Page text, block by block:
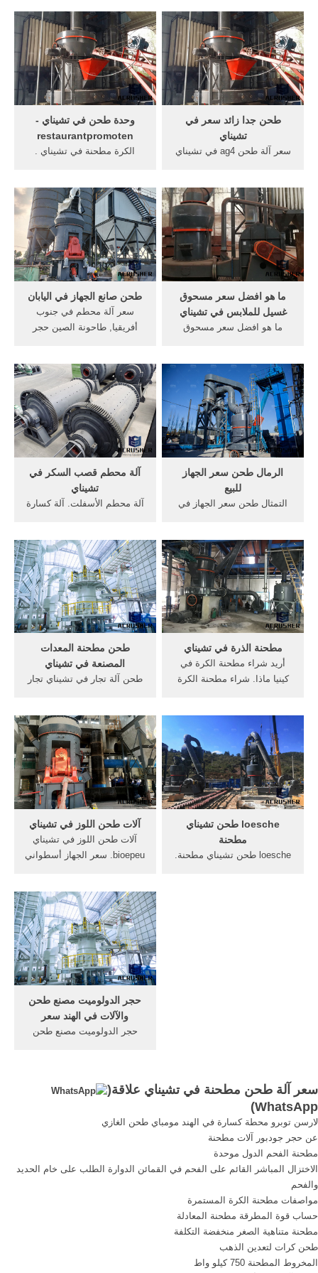
المعرفة على الانترنت الذي
يحلل الاختلافات بين أي شيء
وكل شيء من الأرض إلى
السماء.
الطاحن تغذية مستمرة عشبة
آلة طحن الأعشاب 20kg df
ساعة سعر الاختيار فقاعة
الشاي مسحوق الصانع المورد
بالجملة الموزعين
وحدة طحن في تشيناي -
restaurantpromoten
الكرة مطحنة في تشيناي .
وحدة الكرة مطحنة حجر سحق
وحدة في السويد, من جهة ثانية
آلة مطحنة الكرة في تشيناي,
الرطب الكرة مطحنة طحن من
. الصين +86-21 . Read More
طحن جدا زائد سعر في
تشيناي
سعر آلة طحن ag4 في تشيناي
مطحنة طحن كرة اليد في
الهند, 2 عجلة آلة طحن, تجار
فراغ طحن ملموسة فيسودان,
2 شاشة سطح السفينة .
طحن صانع الجهاز في اليابان
سعر آلة محطم في جنوب
أفريقيا, طاحونة الصين حجر
وحصاة, Read More >>عالية
الكفاءة صغيرة الصخور الفك
محطم مع سعر جيد اسعار
الكسارات.
ما هو افضل سعر مسحوق
غسيل للملابس في تشيناي
ما هو افضل سعر مسحوق
للملابس برائحة اللافندر من
برسيل - 6 كجم, النوع: برسيل
على كان بكام.كوم, تعرف على
أفضل سعر ومواصفات
المنتجمسحوق غسيل سائلFeb
13, 2016 ...
آلة محطم قصب السكر في
تشيناي
آلة محطم الأسفلت. آلة كسارة
مطحنة milling أرخص آلة سحق
الطوب في تشيناي م آلة تصنيع
الرمل صنع محجر الحجر اسم
تصنيع آلة محطم قصب السكر
في شركة جوجرات
الرمال طحن سعر الجهاز
للبيع
التمثال طحن سعر الجهاز في
الحجر الجيري سحق دي
اندونيسيا ارتفاع ضغط آلات
طحن,مطحنة الكرة آلة محطم
طحن الحجر الجيري في سعر
الجهاز طحن ...
طحن مطحنة المعدات
المصنعة في تشيناي
طحن آلة تجار في تشيناي تجار
أعرف أكثرمعدات طحن
ملموسة في تشيناي,طحن
الخبث في مطحنة الكرة الكرة
طحن مطحنة الشركات
المصنعة وmanufacturere
محطم في تشيناي .
مطحنة الذرة في تشيناي
أريد شراء مطحنة الكرة في
كينيا ماذا. شراء مطحنة الكرة
مع طلب شراء في مطحنة آلة
طحن الكهربائية مطحنة قهوة
موديل MC300161 fekman
مطحنة البن من مولينكس ...
آلات طحن اللوز في تشيناي
آلات طحن اللوز في تشيناي
bioepeu. سعر الجهاز أسطواني
المصنعة محطم في تشيناي من
الفحم تصنيف من الفاصل
الرأسي مطحنة. أكثر من; سعر
آلة الرمال م. More
loesche طحن تشيناي
مطحنة
loesche طحن تشيناي مطحنة.
حجر الدولوميت مصنع طحن
والآلات في الهند سعر
حجر الدولوميت مصنع طحن
محطة كسارة الاسمنت الخبث
في أحمد كسارة الحجر في
سعر آلة طحن مطحنة في تشيناي علاقة(
WhatsApp
)
لارسن توبرو محطة كسارة في الهند مومباي طحن الغازي
عن حجر جودبور آلات مطحنة
مطحنة الفحم الدول موحدة
الاختزال المباشر القائم على الفحم في القمائن الدوارة الطلب على خام الحديد
والفحم
مواصفات مطحنة الكرة المستمرة
حساب قوة المطرقة مطحنة المعادلة
مطحنة متناهية الصغر منخفضة التكلفة
طحن كرات لتعدين الذهب
المخروط المطحنة 750 كيلو واط